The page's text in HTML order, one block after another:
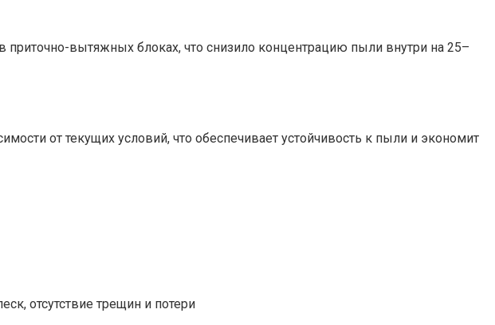
вытяжных блоках, что снизило концентрацию пыли внутри на 25–
от текущих условий, что обеспечивает устойчивость к пыли и экономит
отсутствие трещин и потери